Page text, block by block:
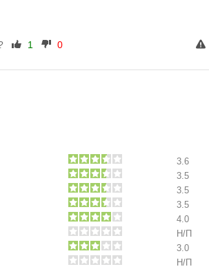
1 0
3.6
3.5
3.5
3.5
4.0
Н/П
3.0
Н/П